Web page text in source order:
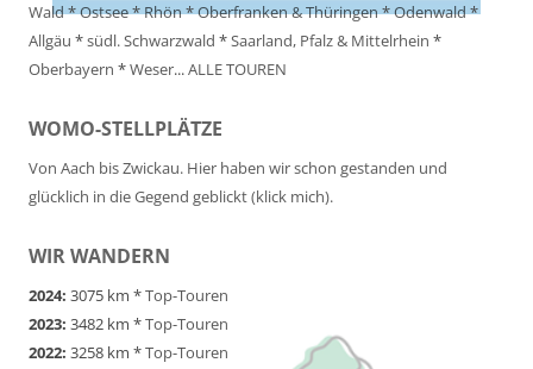
Wald*Ostsee*Rhön*Oberfranken & Thüringen*Odenwald*
Allgäu *südl. Schwarzwald *Saarland, Pfalz & Mittelrhein *
Oberbayern *Weser...ALLE TOUREN
WOMO-STELLPLÄTZE
Von Aach bis Zwickau. Hier haben wir schon gestanden und
glücklich in die Gegend geblickt (klick mich).
WIR WANDERN
2024: 3075 km *Top-Touren
2023: 3482 km *Top-Touren
2022: 3258 km *Top-Touren